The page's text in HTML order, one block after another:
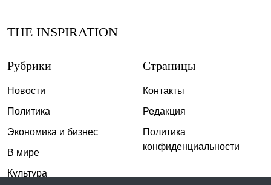
THE INSPIRATION
Рубрики
Новости
Политика
Экономика и бизнес
В мире
Культура
Страницы
Контакты
Редакция
Политика
конфиденциальности